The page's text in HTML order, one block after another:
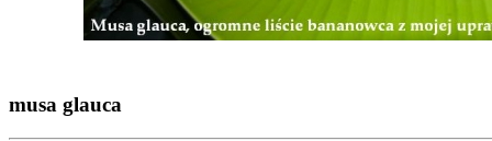
musa glauca